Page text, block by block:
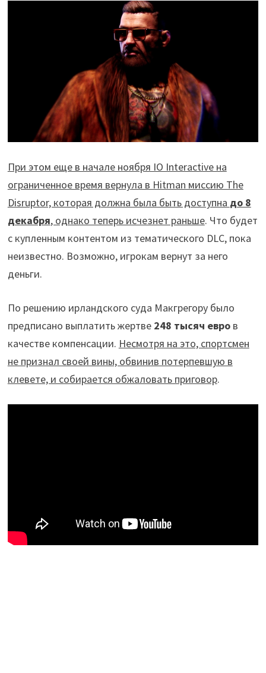
При этом еще в начале ноября IO Interactive на
ограниченное время вернула в Hitman миссию The
Disruptor, которая должна была быть доступна до 8
декабря, однако теперь исчезнет раньше. Что будет
с купленным контентом из тематического DLC, пока
неизвестно. Возможно, игрокам вернут за него
деньги.
По решению ирландского суда Макгрегору было
предписано выплатить жертве248 тысяч евров
качестве компенсации. Несмотря на это, спортсмен
не признал своей вины, обвинив потерпевшую в
клевете, и собирается обжаловать приговор.